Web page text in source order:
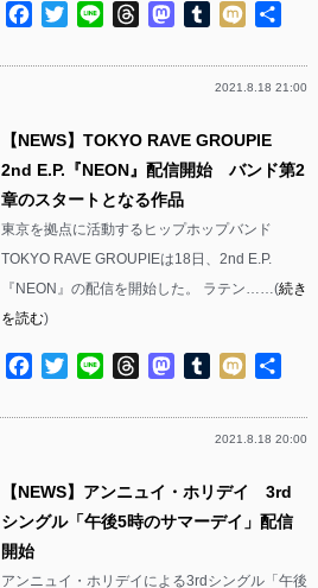
Facebook
TwitterLine ThreadsMastodon
Tumblr
Mixi
2021.8.18 21:00
【NEWS】TOKYO RAVE GROUPIE
2nd E.P.『NEON』配信開始 バンド第2
章のスタートとなる作品
東京を拠点に活動するヒップホップバンド
TOKYO RAVE GROUPIEは18日、2nd E.P.
『NEON』の配信を開始した。 ラテン……(続き
を読む)
Facebook
TwitterLine ThreadsMastodon
Tumblr
Mixi
2021.8.18 20:00
【NEWS】アンニュイ・ホリデイ 3rd
シングル「午後5時のサマーデイ」配信
開始
アンニュイ・ホリデイによる3rdシングル「午後